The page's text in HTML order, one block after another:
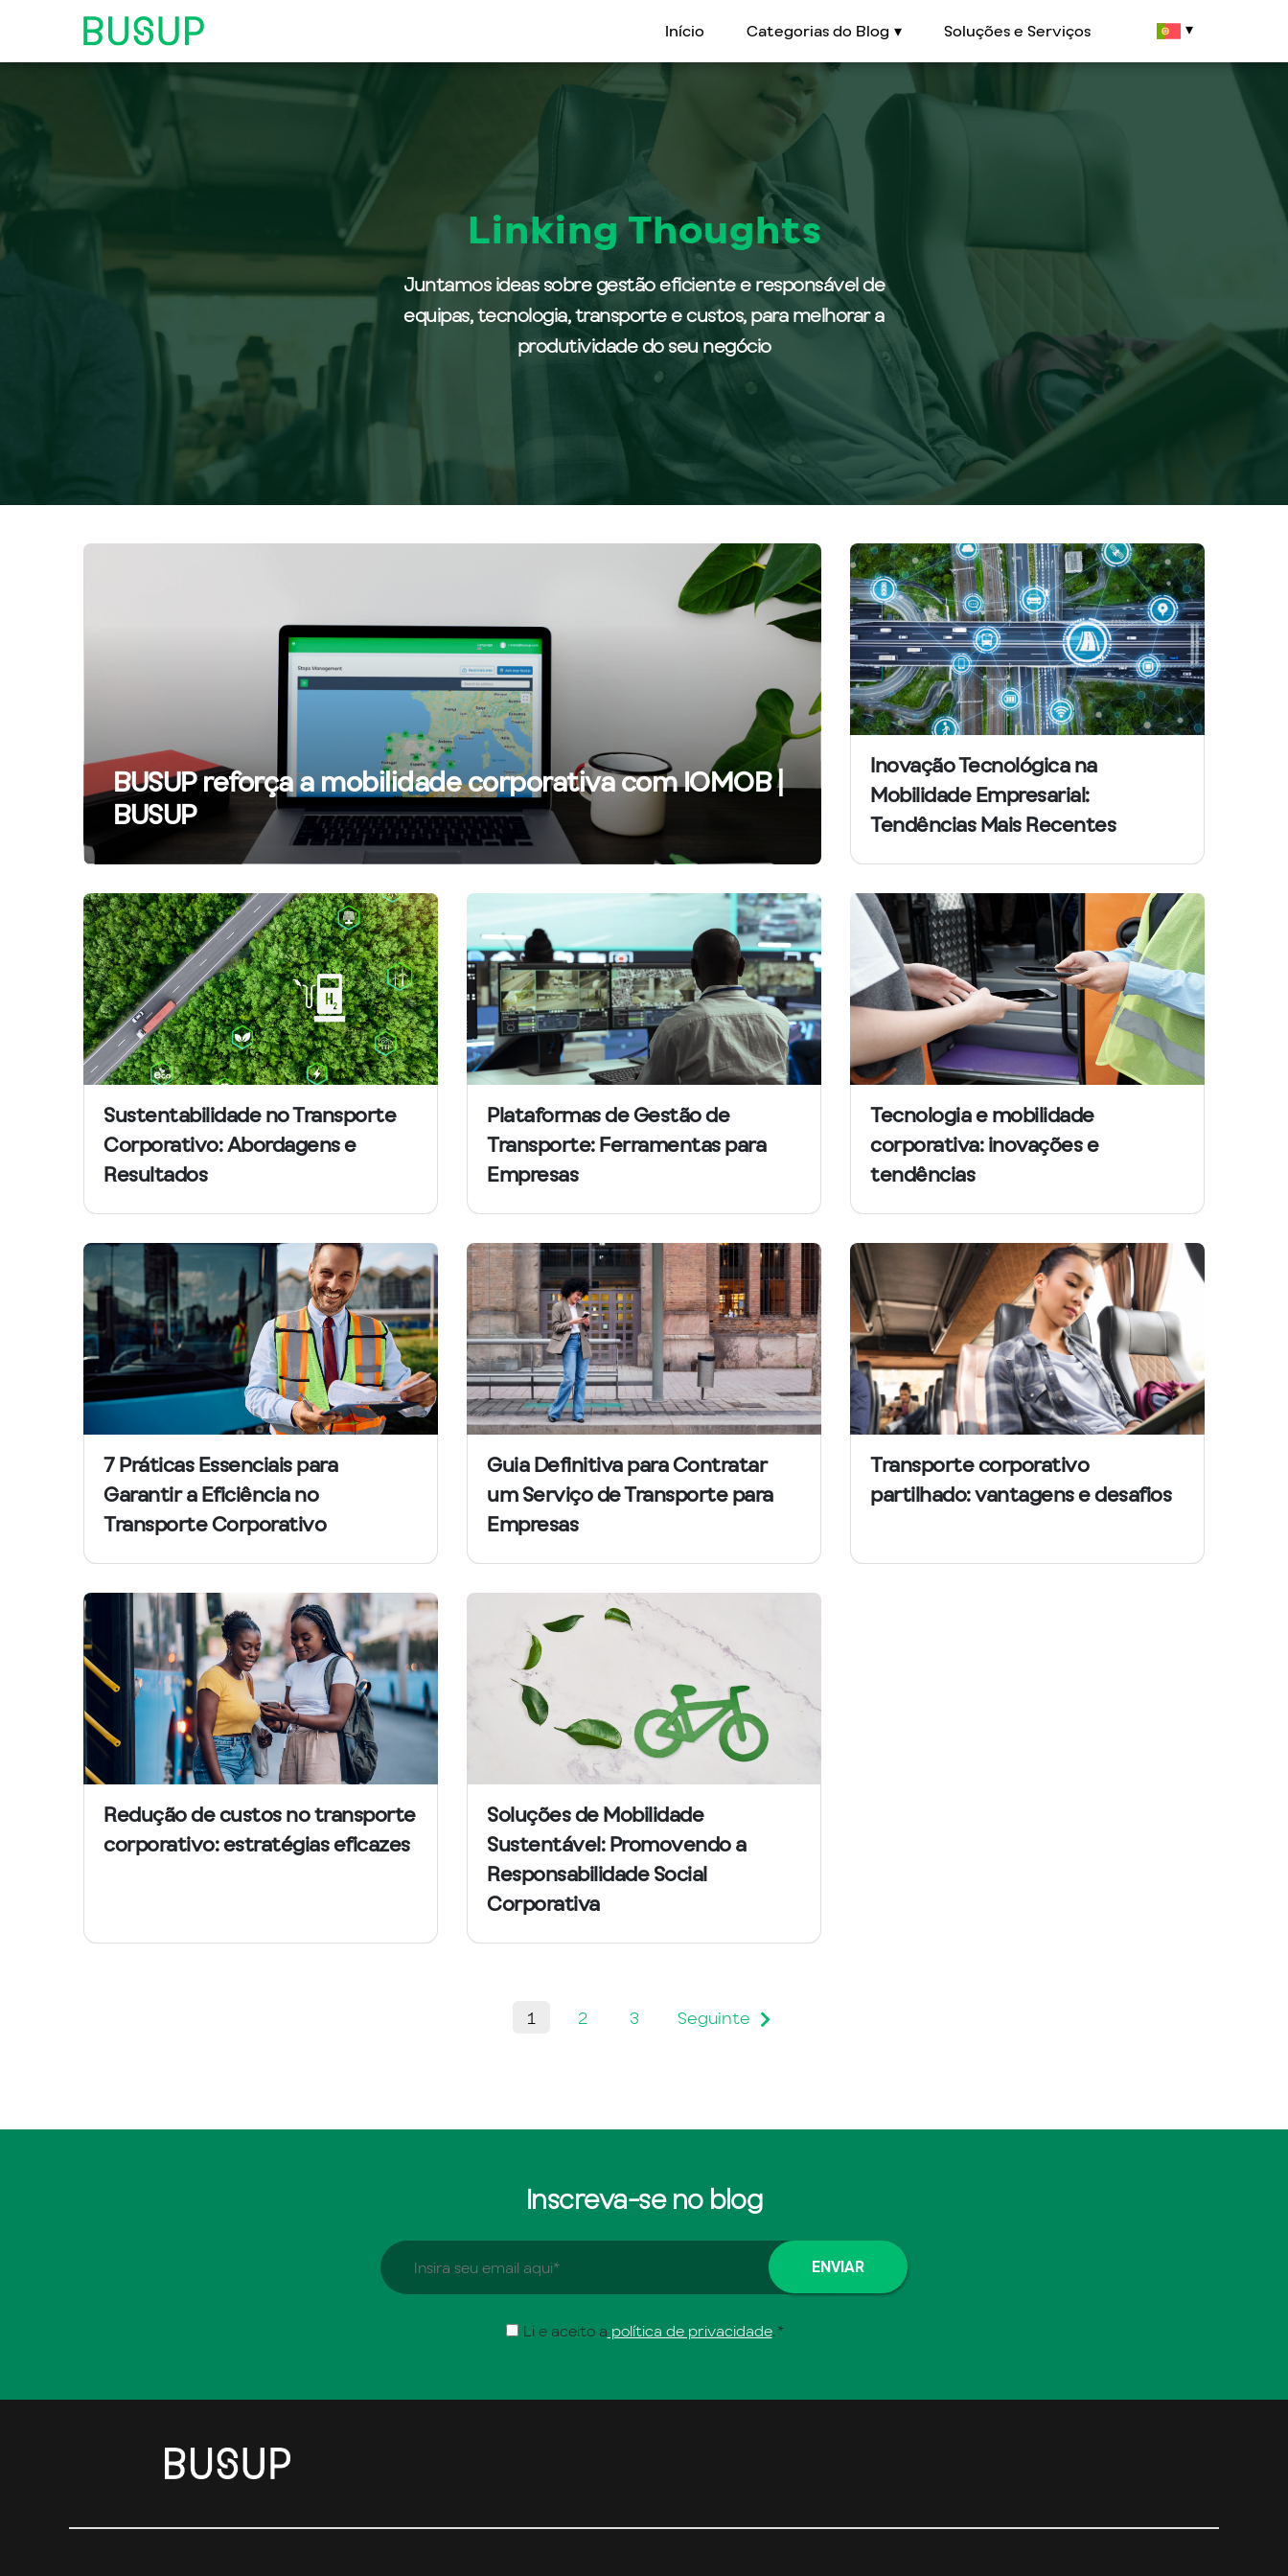
Início Categorias do Blog Soluções e Serviços
Linking Thoughts
Juntamos ideas sobre gestão eficiente e responsável de
equipas, tecnologia, transporte e custos, para melhorar a
produtividade do seu negócio
BUSUP reforça a mobilidade corporativa com IOMOB |
BUSUP
Inovação Tecnológica na
Mobilidade Empresarial:
Tendências Mais Recentes
Sustentabilidade no Transporte
Corporativo: Abordagens e
Resultados
Plataformas de Gestão de
Transporte: Ferramentas para
Empresas
7 Práticas Essenciais para
Garantir a Eficiência no
Transporte Corporativo
Guia Definitiva para Contratar
um Serviço de Transporte para
Empresas
Transporte corporativo
partilhado: vantagens e desafios
Redução de custos no transporte
corporativo: estratégias eficazes
Soluções de Mobilidade
Sustentável: Promovendo a
Responsabilidade Social
Corporativa
Tecnologia e mobilidade
corporativa: inovações e
tendências
1 2 3 Seguinte
Inscreva-se no blog
Li e aceito a política de privacidade. *